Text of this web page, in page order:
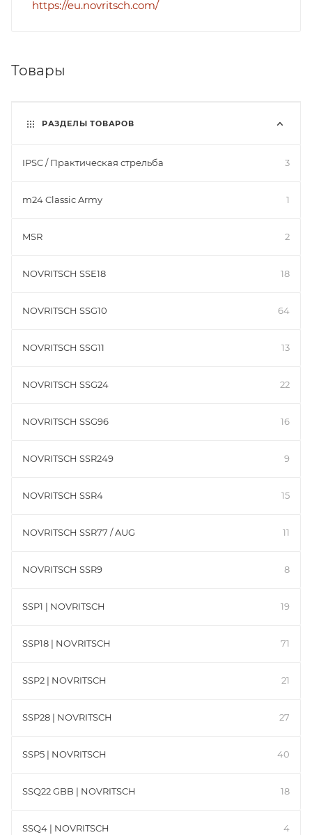
https://eu.novritsch.com/
Товары
РАЗДЕЛЫ ТОВАРОВ
IPSC / Практическая стрельба 3
m24 Classic Army 1
MSR 2
NOVRITSCH SSE18 18
NOVRITSCH SSG10 64
NOVRITSCH SSG11 13
NOVRITSCH SSG24 22
NOVRITSCH SSG96 16
NOVRITSCH SSR249 9
NOVRITSCH SSR4 15
NOVRITSCH SSR77 / AUG 11
NOVRITSCH SSR9 8
SSP1 | NOVRITSCH 19
SSP18 | NOVRITSCH 71
SSP2 | NOVRITSCH 21
SSP28 | NOVRITSCH 27
SSP5 | NOVRITSCH 40
SSQ22 GBB | NOVRITSCH 18
SSQ4 | NOVRITSCH 4